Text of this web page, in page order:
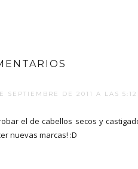
SEPTIEMBRE DE 2011 A LAS 5:12
el de cabellos secos y
nuevas marcas! :D